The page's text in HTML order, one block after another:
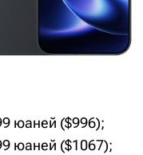
юаней ($996);
юаней ($1067);